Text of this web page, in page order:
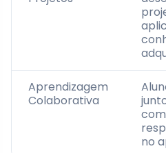
Aprendizagem
Colaborativa
no